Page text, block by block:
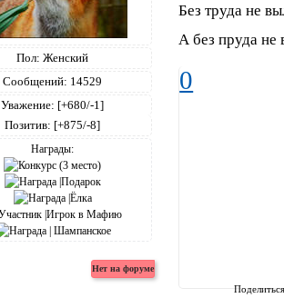
Пол: Женский
Сообщений: 14529
Уважение: [+680/-1]
Позитив: [+875/-8]
Награды:
Без труда не
А без пруда не
0